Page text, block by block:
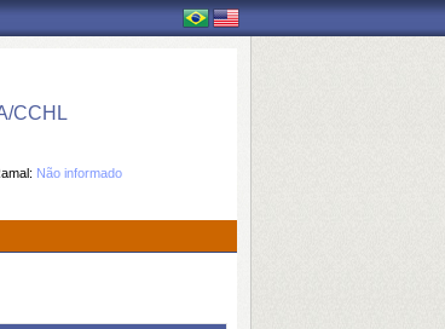
CCHL
Não informado